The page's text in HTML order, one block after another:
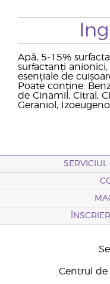
Apă, 5-15%
surfactanți
esențiale de
Poate conține:
de Cinamil, Citral,
Geraniol,
Centrul